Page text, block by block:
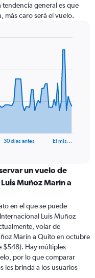
general es que
más caro será el vuelo.
30 días antes El mis…
un vuelo de
Muñoz Marín a
en el que se puede
Luis Muñoz
volar de
Marín a Quito en octubre
$548). Hay múltiples
por lo que comparar
les brinda a los usuarios